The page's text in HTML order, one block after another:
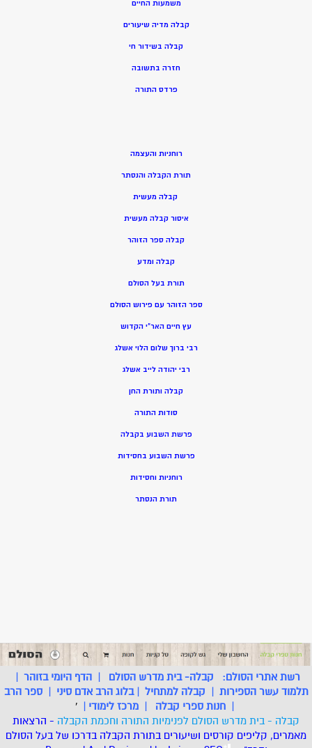
משמעות החיים
קבלה מדיה שיעורים
קבלה בשידור חי
חזרה בתשובה
פרדס התורה
רוחניות והעצמה
תורת הקבלה והנסתר
קבלה מעשית
איסור קבלה מעשית
קבלה ספר הזוהר
קבלה ומדע
תורת בעל הסולם
ספר הזוהר עם פירוש הסולם
עץ חיים האר”י הקדוש
רבי ברוך שלום הלוי אשלג
רבי יהודה לייב אשלג
קבלה ותורת החן
סודות התורה
פרשת השבוע בקבלה
פרשת השבוע בחסידות
רוחניות וחסידות
תורת הנסתר
רשת אתרי הסולם: קבלה- בית מדרש הסולם |הדף היומי בזוהר |
תלמוד עשר הספירות | קבלה למתחיל |בלוג הרב אדם סיני |ספר הרב
| חנות ספרי קבלה | מרכז לימודי |
'
קבלה - בית מדרש הסולם לפנימיות התורה וחכמת הקבלה - הרצאות
מאמרים, קליפים קורסים ושיעורים בתורת הקבלה בדרכו של בעל הסולם